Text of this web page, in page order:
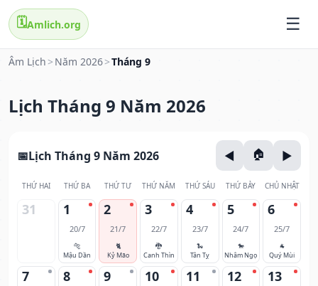
🗓️Amlich.org
Âm Lịch > Năm 2026>Tháng 9
Lịch Tháng 9 Năm 2026
Lịch Tháng 9 Năm 2026
THỨ HAI THỨ BA THỨ TƯ THỨ NĂM THỨ SÁU THỨ BẢY CHỦ NHẬT
31 1
20/7
🐅
Mậu Dần
2
21/7
🐈
Kỷ Mão
3
22/7
🐉
Canh Thìn
4
23/7
🐍
Tân Tỵ
5
24/7
🐎
Nhâm Ngọ
6
25/7
🐐
Quý Mùi
7 8 9 10 11 12 13